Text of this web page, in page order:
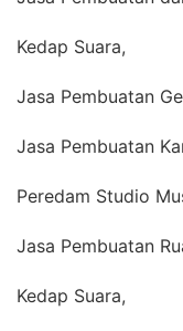
Kedap Suara,
Jasa Pembuatan
Jasa Pembuatan
Peredam Studio
Jasa Pembuatan
Kedap Suara,